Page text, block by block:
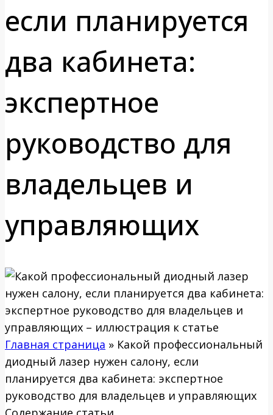
если планируется
два кабинета:
экспертное
руководство для
владельцев и
управляющих
Главная страница » Какой профессиональный
диодный лазер нужен салону, если
планируется два кабинета: экспертное
руководство для владельцев и управляющих